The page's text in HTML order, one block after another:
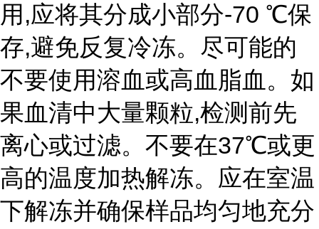
用,应将其分成小部分-70 ℃保
存,避免反复冷冻。尽可能的
不要使用溶血或高血脂血。如
果血清中大量颗粒,检测前先
离心或过滤。不要在37℃或更
高的温度加热解冻。应在室温
下解冻并确保样品均匀地充分